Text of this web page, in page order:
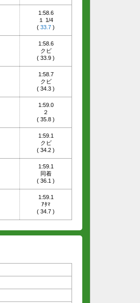
1:58.6
１ 1/4
( 33.7 )
1:58.6
クビ
( 33.9 )
1:58.7
クビ
( 34.3 )
1:59.0
２
( 35.8 )
1:59.1
クビ
( 34.2 )
1:59.1
同着
( 36.1 )
1:59.1
ｱﾀﾏ
( 34.7 )